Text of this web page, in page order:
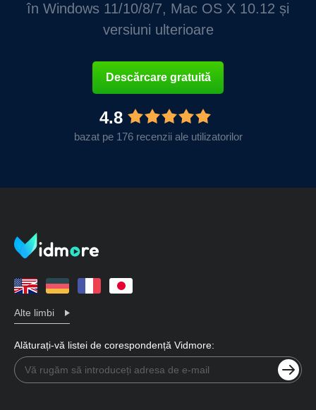
în Windows 11/10/8/7, Mac OS X 10.12 și
versiuni ulterioare
Descărcare gratuită
4.8
bazat pe 176 recenzii ale utilizatorilor
Alte limbi
Alăturați-vă listei de corespondență Vidmore: